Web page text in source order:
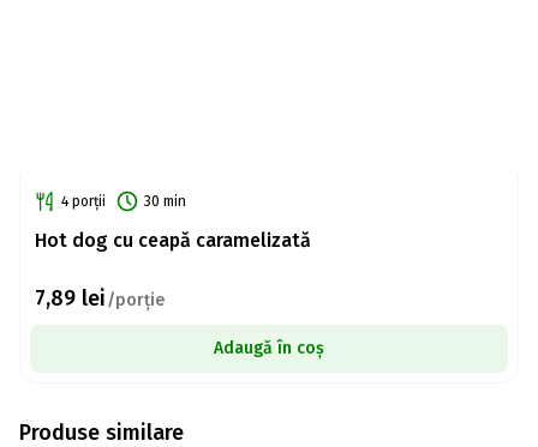
4 porții 30 min
Hot dog cu ceapă caramelizată
7,89 lei/porție
Adaugă în coș
Produse similare